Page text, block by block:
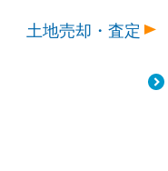
土地売却・査定